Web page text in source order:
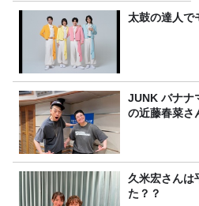
太鼓の達人で
JUNK バナナマン「約３か月ぶりに登場
の近藤春菜さ
久米宏さんは
た？？